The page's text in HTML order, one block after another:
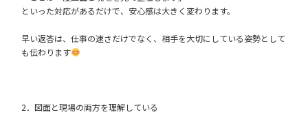
といった対応があるだけで、安心感は大きく変わります。
早い返答は、仕事の速さだけでなく、相手を大切にしている姿勢として
も伝わります
2．図面と現場の両方を理解している